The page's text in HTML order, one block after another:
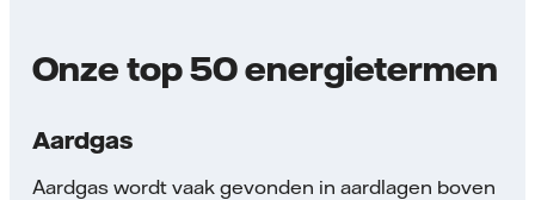
Onze top 50 energietermen
Aardgas
Aardgas wordt vaak gevonden in aardlagen boven